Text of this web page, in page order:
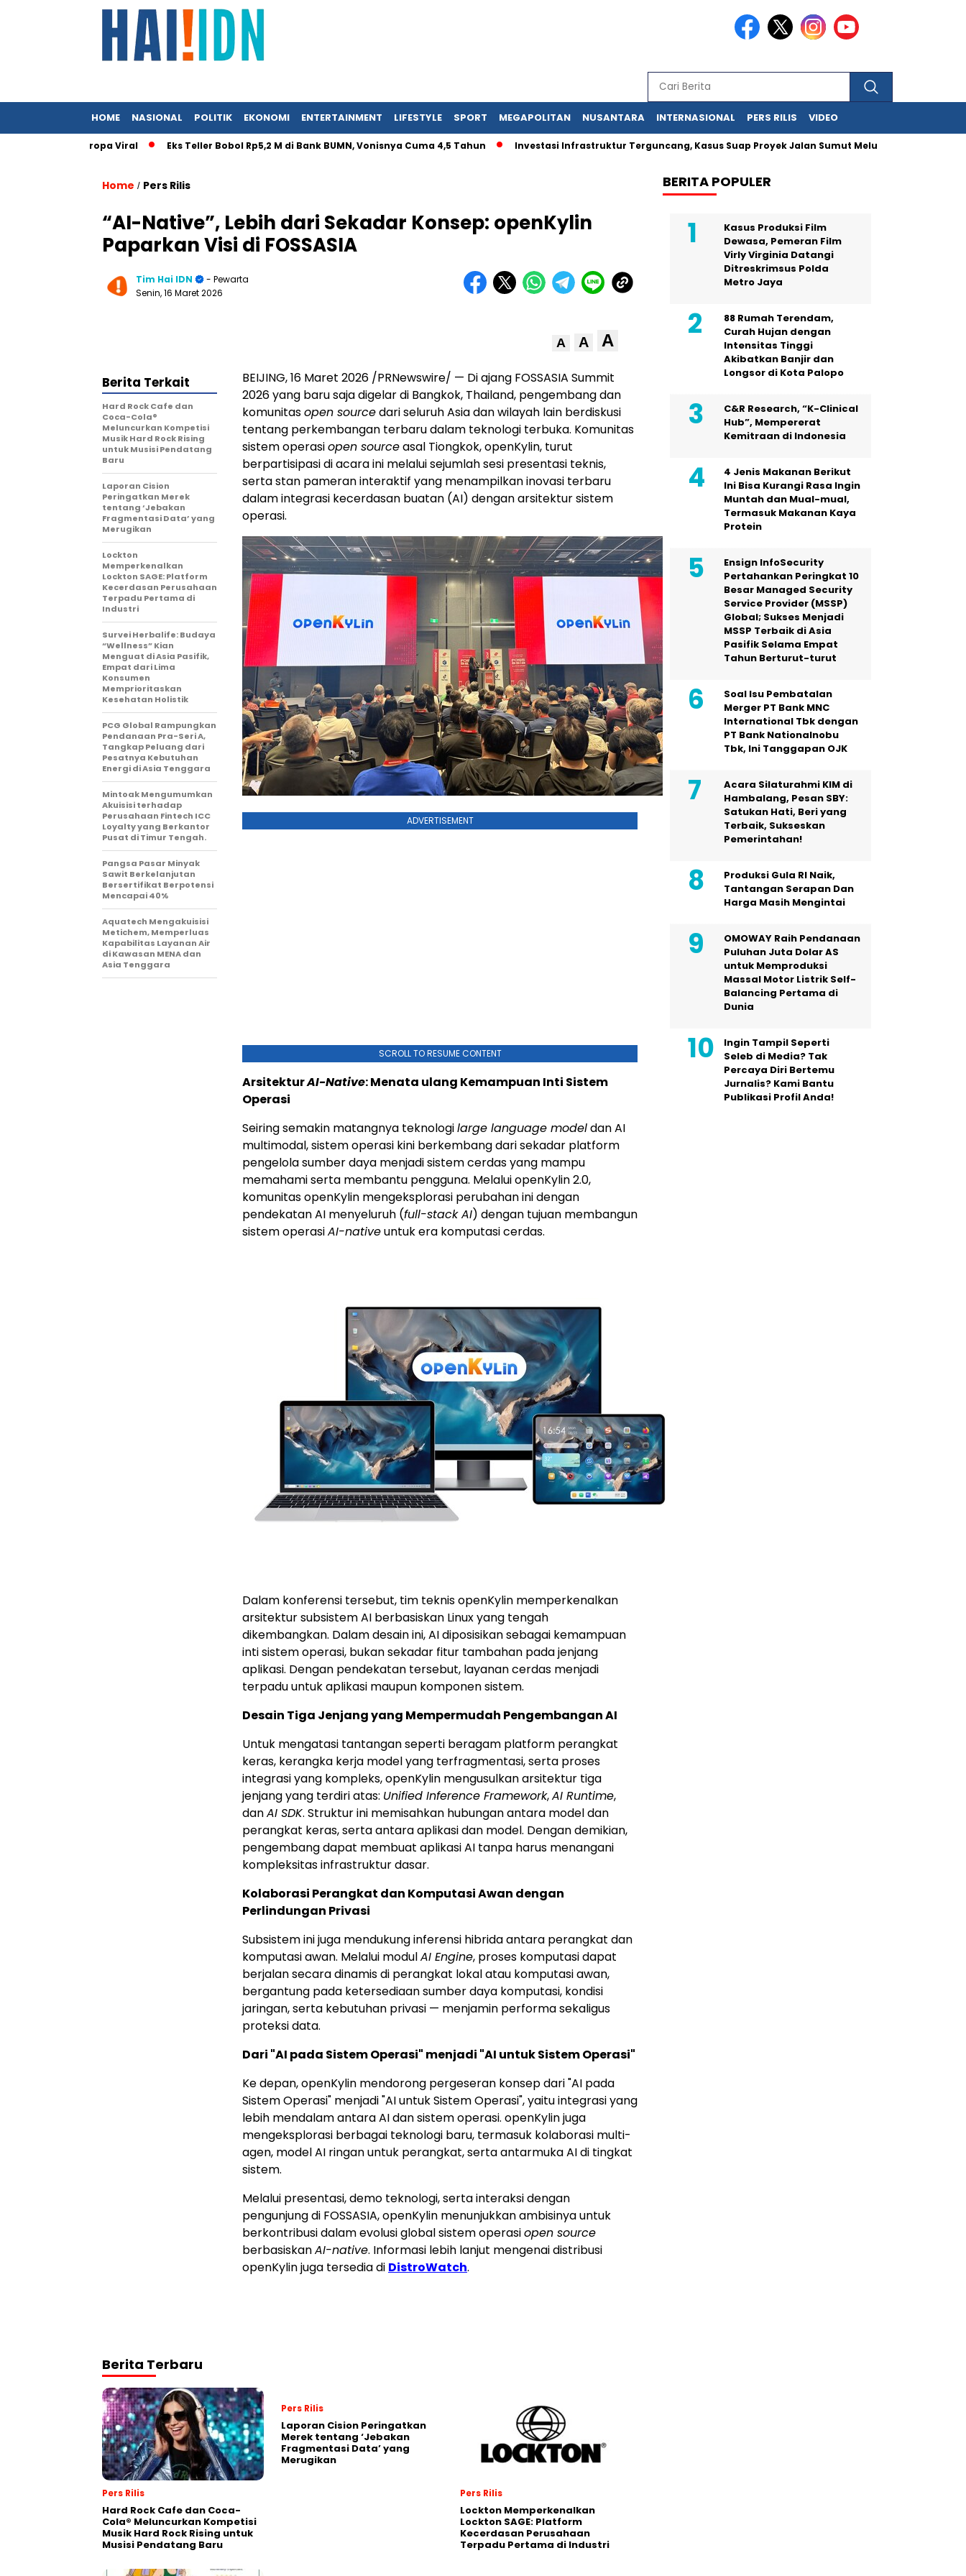
HOME NASIONAL POLITIK EKONOMI ENTERTAINMENT LIFESTYLE SPORT MEGAPOLITAN NUSANTARA INTERNASIONAL PERS RILIS VIDEO
Istri ke Eropa Viral Eks Teller Bobol Rp5,2 M di Bank BUMN, Vonisnya Cuma 4,5 Tahun Investasi Infrastruktur Terguncang, Kasus Suap Proyek Jalan Sumut Meluas
Home / Pers Rilis
“AI-Native”, Lebih dari Sekadar Konsep: openKylin
Paparkan Visi di FOSSASIA
Tim Hai IDN
- Pewarta
Senin, 16 Maret 2026
A A A
BEIJING, 16 Maret 2026 /PRNewswire/ — Di ajang FOSSASIA Summit
2026 yang baru saja digelar di Bangkok, Thailand, pengembang dan
komunitasopen sourcedari seluruh Asia dan wilayah lain berdiskusi
tentang perkembangan terbaru dalam teknologi terbuka. Komunitas
sistem operasiopen sourceasal Tiongkok, openKylin, turut
berpartisipasi di acara ini melalui sejumlah sesi presentasi teknis,
serta stan pameran interaktif yang menampilkan inovasi terbaru
dalam integrasi kecerdasan buatan (AI) dengan arsitektur sistem
operasi.
ADVERTISEMENT
SCROLL TO RESUME CONTENT
ArsitekturAI-Native: Menata ulang Kemampuan Inti Sistem
Operasi
Seiring semakin matangnya teknologilarge language modeldan AI
multimodal, sistem operasi kini berkembang dari sekadar platform
pengelola sumber daya menjadi sistem cerdas yang mampu
memahami serta membantu pengguna. Melalui openKylin 2.0,
komunitas openKylin mengeksplorasi perubahan ini dengan
pendekatan AI menyeluruh (full-stack AI) dengan tujuan membangun
sistem operasiAI-nativeuntuk era komputasi cerdas.
Dalam konferensi tersebut, tim teknis openKylin memperkenalkan
arsitektur subsistem AI berbasiskan Linux yang tengah
dikembangkan. Dalam desain ini, AI diposisikan sebagai kemampuan
inti sistem operasi, bukan sekadar fitur tambahan pada jenjang
aplikasi. Dengan pendekatan tersebut, layanan cerdas menjadi
terpadu untuk aplikasi maupun komponen sistem.
Desain Tiga Jenjang yang Mempermudah Pengembangan AI
Untuk mengatasi tantangan seperti beragam platform perangkat
keras, kerangka kerja model yang terfragmentasi, serta proses
integrasi yang kompleks, openKylin mengusulkan arsitektur tiga
jenjang yang terdiri atas: Unified Inference Framework,AI Runtime,
danAI SDK. Struktur ini memisahkan hubungan antara model dan
perangkat keras, serta antara aplikasi dan model. Dengan demikian,
pengembang dapat membuat aplikasi AI tanpa harus menangani
kompleksitas infrastruktur dasar.
Kolaborasi Perangkat dan Komputasi Awan dengan
Perlindungan Privasi
Subsistem ini juga mendukung inferensi hibrida antara perangkat dan
komputasi awan. Melalui modulAI Engine, proses komputasi dapat
berjalan secara dinamis di perangkat lokal atau komputasi awan,
bergantung pada ketersediaan sumber daya komputasi, kondisi
jaringan, serta kebutuhan privasi — menjamin performa sekaligus
proteksi data.
Dari "AI pada Sistem Operasi" menjadi "AI untuk Sistem Operasi"
Ke depan, openKylin mendorong pergeseran konsep dari "AI pada
Sistem Operasi" menjadi "AI untuk Sistem Operasi", yaitu integrasi yang
lebih mendalam antara AI dan sistem operasi. openKylin juga
mengeksplorasi berbagai teknologi baru, termasuk kolaborasi multi-
agen, model AI ringan untuk perangkat, serta antarmuka AI di tingkat
sistem.
Melalui presentasi, demo teknologi, serta interaksi dengan
pengunjung di FOSSASIA, openKylin menunjukkan ambisinya untuk
berkontribusi dalam evolusi global sistem operasiopen source
berbasiskanAI-native. Informasi lebih lanjut mengenai distribusi
openKylin juga tersedia di DistroWatch.
Berita Terkait
Hard Rock Cafe dan
Coca-Cola®
Meluncurkan Kompetisi
Musik Hard Rock Rising
untuk Musisi Pendatang
Baru
Laporan Cision
Peringatkan Merek
tentang ‘Jebakan
Fragmentasi Data’ yang
Merugikan
Lockton
Memperkenalkan
Lockton SAGE: Platform
Kecerdasan Perusahaan
Terpadu Pertama di
Industri
Survei Herbalife: Budaya
“Wellness” Kian
Menguat di Asia Pasifik,
Empat dari Lima
Konsumen
Memprioritaskan
Kesehatan Holistik
PCG Global Rampungkan
Pendanaan Pra-Seri A,
Tangkap Peluang dari
Pesatnya Kebutuhan
Energi di Asia Tenggara
Mintoak Mengumumkan
Akuisisi terhadap
Perusahaan Fintech ICC
Loyalty yang Berkantor
Pusat di Timur Tengah.
Pangsa Pasar Minyak
Sawit Berkelanjutan
Bersertifikat Berpotensi
Mencapai 40%
Aquatech Mengakuisisi
Metichem, Memperluas
Kapabilitas Layanan Air
di Kawasan MENA dan
Asia Tenggara
Berita Terbaru
Pers Rilis
Hard Rock Cafe dan Coca-
Cola® Meluncurkan Kompetisi
Musik Hard Rock Rising untuk
Musisi Pendatang Baru
Pers Rilis
Laporan Cision Peringatkan
Merek tentang ‘Jebakan
Fragmentasi Data’ yang
Merugikan
Pers Rilis
Lockton Memperkenalkan
Lockton SAGE: Platform
Kecerdasan Perusahaan
Terpadu Pertama di Industri
BERITA POPULER
Kasus Produksi Film
Dewasa, Pemeran Film
Virly Virginia Datangi
Ditreskrimsus Polda
Metro Jaya
88 Rumah Terendam,
Curah Hujan dengan
Intensitas Tinggi
Akibatkan Banjir dan
Longsor di Kota Palopo
C&R Research, “K-Clinical
Hub”, Mempererat
Kemitraan di Indonesia
4 Jenis Makanan Berikut
Ini Bisa Kurangi Rasa Ingin
Muntah dan Mual-mual,
Termasuk Makanan Kaya
Protein
Ensign InfoSecurity
Pertahankan Peringkat 10
Besar Managed Security
Service Provider (MSSP)
Global; Sukses Menjadi
MSSP Terbaik di Asia
Pasifik Selama Empat
Tahun Berturut-turut
Soal Isu Pembatalan
Merger PT Bank MNC
International Tbk dengan
PT Bank Nationalnobu
Tbk, Ini Tanggapan OJK
Acara Silaturahmi KIM di
Hambalang, Pesan SBY:
Satukan Hati, Beri yang
Terbaik, Sukseskan
Pemerintahan!
Produksi Gula RI Naik,
Tantangan Serapan Dan
Harga Masih Mengintai
OMOWAY Raih Pendanaan
Puluhan Juta Dolar AS
untuk Memproduksi
Massal Motor Listrik Self-
Balancing Pertama di
Dunia
Ingin Tampil Seperti
Seleb di Media? Tak
Percaya Diri Bertemu
Jurnalis? Kami Bantu
Publikasi Profil Anda!